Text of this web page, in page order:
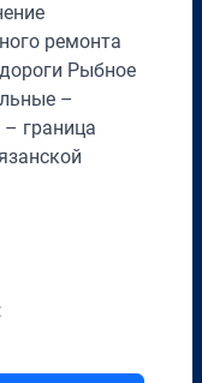
ремонта
Рыбное
–
граница